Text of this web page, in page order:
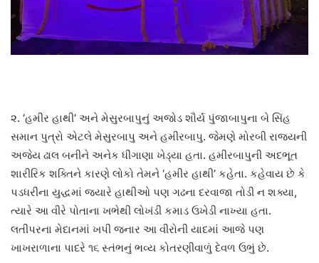
૨. ‘હમીર હાથી’ અને મેસુરબાપુનું અજોડ શૌર્ય પુંજાબાપુના બે સિંહ
સમાન પુત્રો એટલે મેસુરબાપુ અને હમીરબાપુ. જેમણે મોરબી રાજ્યની
અજેય ઢાલ બનીને અનેક ધીંગાણા ખેડ્યા હતા. હમીરબાપુની અદભૂત
શારીરિક શક્તિને કારણે લોકો તેમને ‘હમીર હાથી’ કહેતા. કહેવાય છે કે
પડધરીના યુદ્ધમાં જ્યારે હાથીઓ પણ ગઢના દરવાજા તોડી ન શક્યા,
ત્યારે આ વીરે પોતાના ખભેથી લોખંડી કમાડ ઉખેડી નાખ્યા હતા.
લતીપરના મેદાનમાં ખપી જનાર આ વીરોની યાદમાં આજે પણ
ખાખરાળાના પાદરે ૧૬ સ્તંભનું ભવ્ય કોતરણીવાળું દેવળ ઉભું છે.